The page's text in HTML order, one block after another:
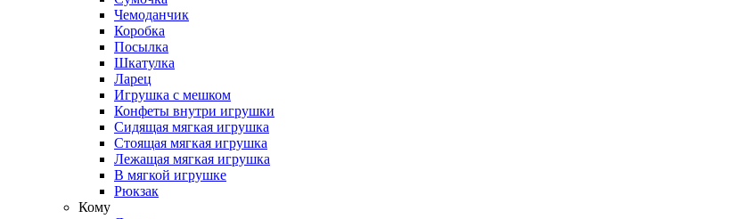
Чемоданчик
Коробка
Посылка
Шкатулка
Ларец
Игрушка с мешком
Конфеты внутри игрушки
Сидящая мягкая игрушка
Стоящая мягкая игрушка
Лежащая мягкая игрушка
В мягкой игрушке
Рюкзак
Кому